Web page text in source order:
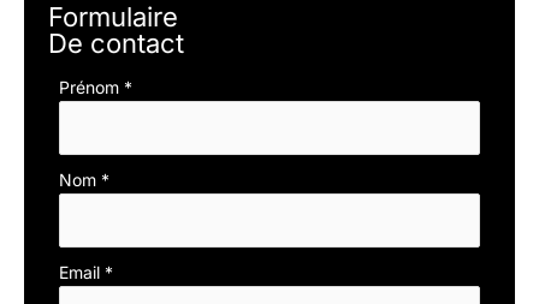
Formulaire
De contact
Formulaire
Prénom *
Nom *
Email *